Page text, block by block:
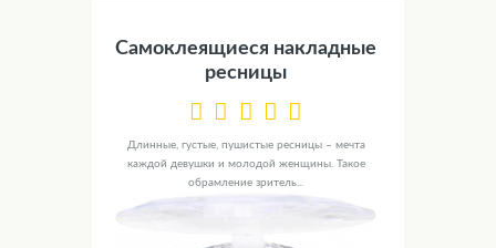
Самоклеящиеся накладные
ресницы
Длинные, густые, пушистые ресницы – мечта
каждой девушки и молодой женщины. Такое
обрамление зритель...